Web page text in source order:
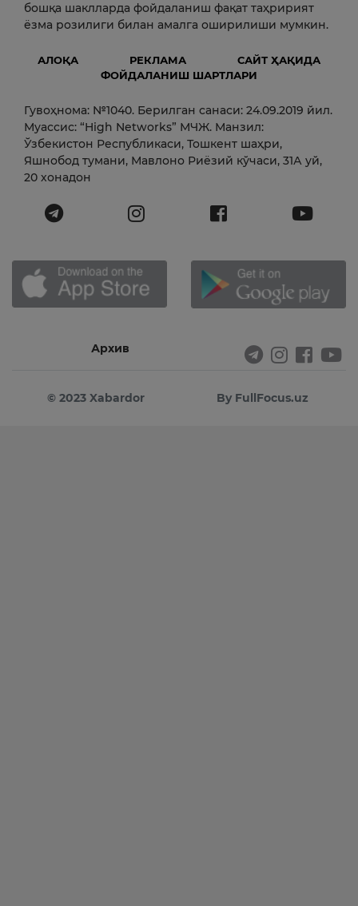
бошқа шаклларда фойдаланиш фақат таҳририят
ёзма розилиги билан амалга оширилиши мумкин.
АЛОҚА РЕКЛАМА
САЙТ ҲАҚИДА
ФОЙДАЛАНИШ ШАРТЛАРИ
Гувоҳнома: №1040. Берилган санаси: 24.09.2019 йил.
Муассис: “High Networks” МЧЖ. Манзил:
Ўзбекистон Республикаси, Тошкент шаҳри,
Яшнобод тумани, Мавлоно Риёзий кўчаси, 31А уй,
20 хонадон
Архив
© 2023 Xabardor By FullFocus.uz